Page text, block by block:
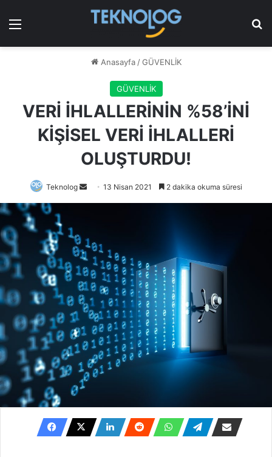
Menü
Anasayfa / GÜVENLİK
GÜVENLİK
VERİ İHLALLERİNİN %58’İNİ
KİŞİSEL VERİ İHLALLERİ
OLUŞTURDU!
Teknolog
Bir
e-
13 Nisan 2021 2 dakika okuma süresi